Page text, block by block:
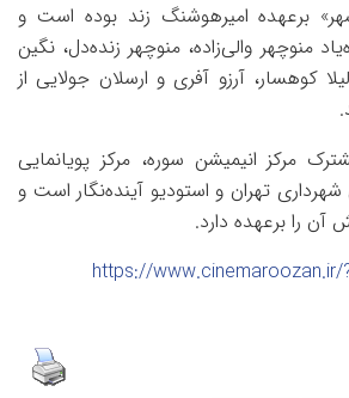
برعهده امیرهوشنگ زند بوده است و
منوچهر والی‌زاده، منوچهر زنده‌دل، نگین
کوهسار، آرزو آفری و ارسلان جولایی از
مرکز انیمیشن سوره، مرکز پویانمایی
شهرداری تهران و استودیو آینده‌نگار است و
را برعهده دارد.
https://www.cinemaroozan.ir/